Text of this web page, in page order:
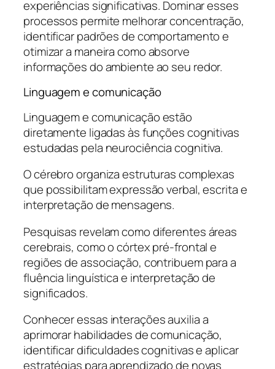
experiências significativas. Dominar esses
processos permite melhorar concentração,
identificar padrões de comportamento e
otimizar a maneira como absorve
informações do ambiente ao seu redor.
Linguagem e comunicação
Linguagem e comunicação estão
diretamente ligadas às funções cognitivas
estudadas pela neurociência cognitiva.
O cérebro organiza estruturas complexas
que possibilitam expressão verbal, escrita e
interpretação de mensagens.
Pesquisas revelam como diferentes áreas
cerebrais, como o córtex pré-frontal e
regiões de associação, contribuem para a
fluência linguística e interpretação de
significados.
Conhecer essas interações auxilia a
aprimorar habilidades de comunicação,
identificar dificuldades cognitivas e aplicar
estratégias para aprendizado de novas